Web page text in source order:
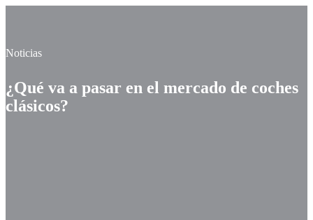
Noticias
¿Qué va a pasar en el mercado de coches
clásicos?